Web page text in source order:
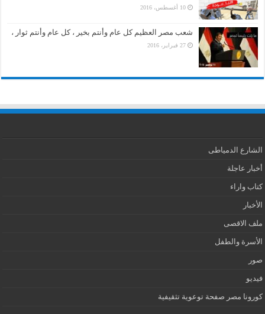
10 أغسطس، 2016
شعب مصر العظيم كل عام وأنتم بخير ، كل عام وأنتم ثوار ،
27 فبراير، 2016
الشارع الدمياطى
أخبار عاجلة
كتاب واراء
الأخبار
ملف الاقصى
الأسرة والطفل
صور
فيديو
كورونا مصر صفحة توعوية تثقيفية